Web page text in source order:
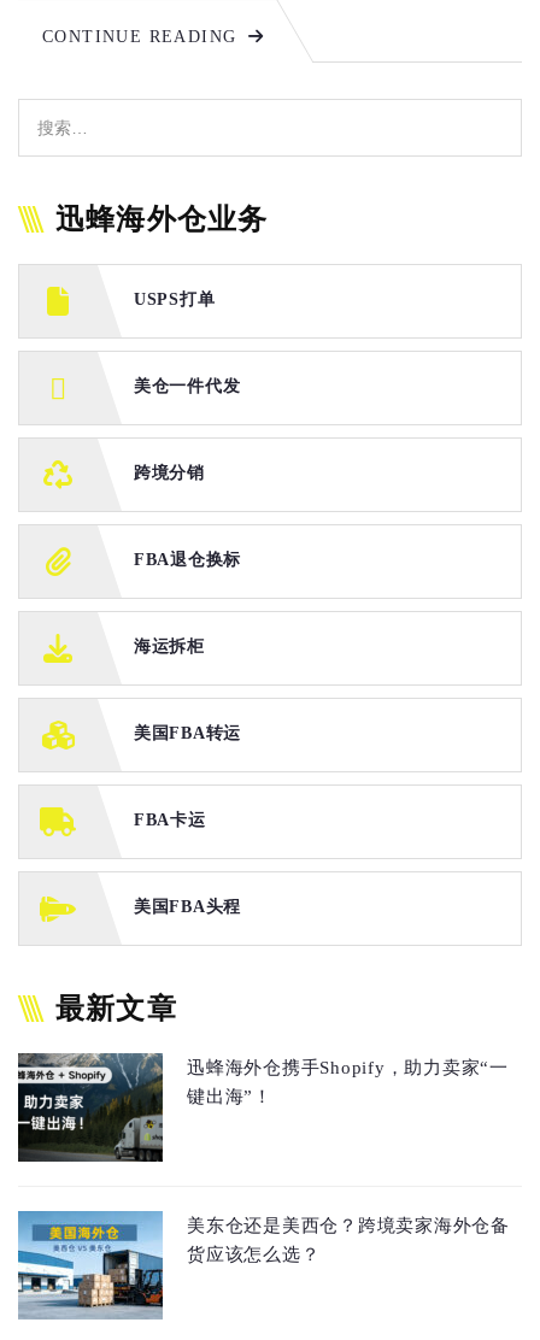
CONTINUE READING
迅蜂海外仓业务
USPS打单
美仓一件代发
跨境分销
FBA退仓换标
海运拆柜
美国FBA转运
FBA卡运
美国FBA头程
最新文章
迅蜂海外仓携手Shopify，助力卖家“一
键出海”！
美东仓还是美西仓？跨境卖家海外仓备
货应该怎么选？